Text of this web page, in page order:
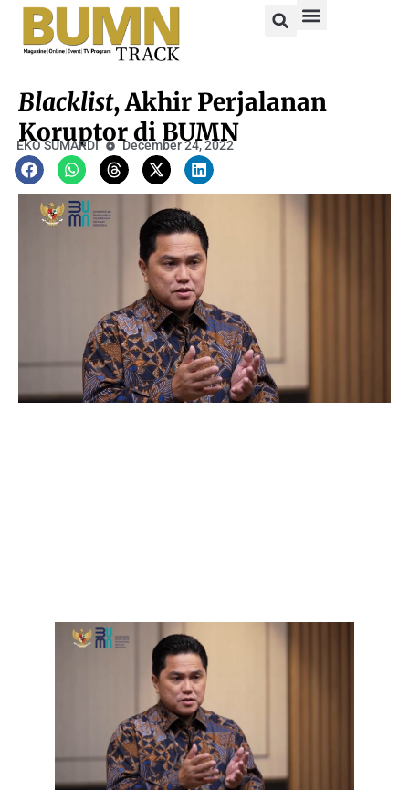
Blacklist, Akhir Perjalanan
Koruptor di BUMN
EKO SUMARDI December 24, 2022